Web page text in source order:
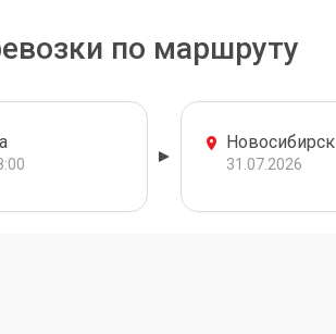
по маршруту
Новосибирск
31.07.2026